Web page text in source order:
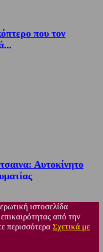
που τον
Αυτοκίνητο
ιστοσελίδα
από την
περισσότερα Σχετικά με